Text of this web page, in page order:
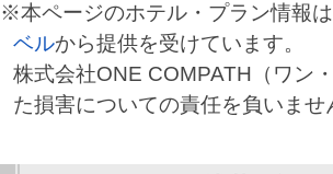
※本ページのホテル・プラン情報は
ベルから提供を受けています。
株式会社ONE COMPATH（ワン
た損害についての責任を負いませ